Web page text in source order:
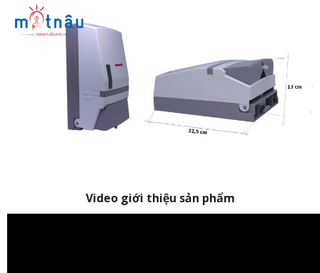
Video giới thiệu sản phẩm